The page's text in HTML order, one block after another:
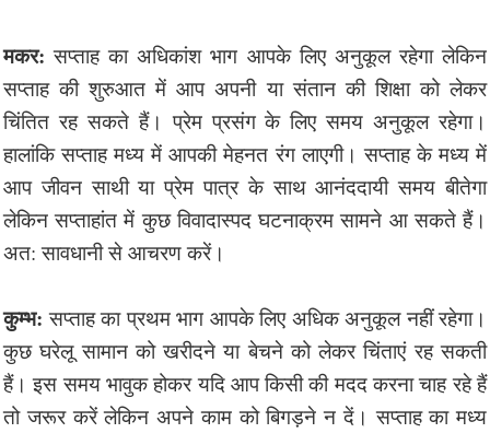
मकर: सप्ताह का अधिकांश भाग आपके लिए अनुकूल रहेगा लेकिन
सप्ताह की शुरुआत में आप अपनी या संतान की शिक्षा को लेकर
चिंतित रह सकते हैं। प्रेम प्रसंग के लिए समय अनुकूल रहेगा।
हालांकि सप्ताह मध्य में आपकी मेहनत रंग लाएगी। सप्ताह के मध्य में
आप जीवन साथी या प्रेम पात्र के साथ आनंददायी समय बीतेगा
लेकिन सप्ताहांत में कुछ विवादास्पद घटनाक्रम सामने आ सकते हैं।
अत: सावधानी से आचरण करें।
कुम्भ: सप्ताह का प्रथम भाग आपके लिए अधिक अनुकूल नहीं रहेगा।
कुछ घरेलू सामान को खरीदने या बेचने को लेकर चिंताएं रह सकती
हैं। इस समय भावुक होकर यदि आप किसी की मदद करना चाह रहे हैं
तो जरूर करें लेकिन अपने काम को बिगड़ने न दें। सप्ताह का मध्य